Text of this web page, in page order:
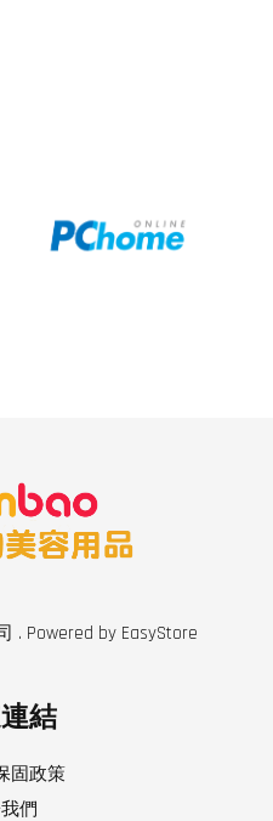
. Powered by EasyStore
結
固政策
們